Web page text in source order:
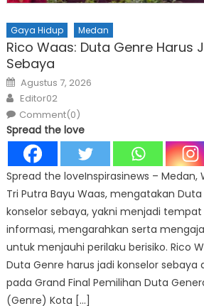
Gaya Hidup Medan
Rico Waas: Duta Genre Harus
Sebaya
Posted
on
Agustus 7, 2026
Author
Editor02
Comment(0)
Spread the love
Spread the loveInspirasinews – Medan,
Tri Putra Bayu Waas, mengatakan
konselor sebaya, yakni menjadi
informasi, mengarahkan serta
untuk menjauhi perilaku berisiko. Rico
Duta Genre harus jadi konselor
pada Grand Final Pemilihan Duta
(Genre) Kota […]